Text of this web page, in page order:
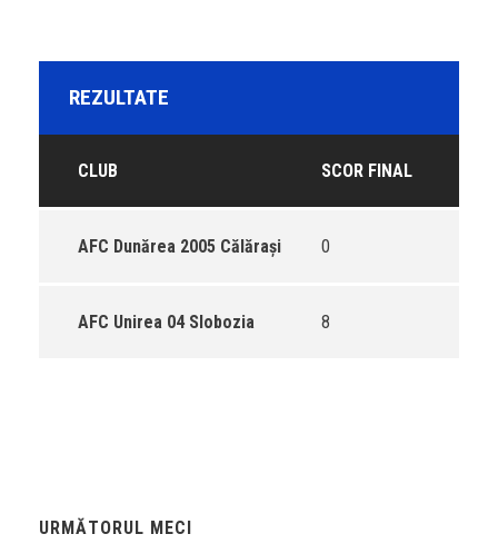
REZULTATE
CLUB SCOR FINAL
AFC Dunărea 2005 Călărași 0
AFC Unirea 04 Slobozia 8
URMĂTORUL MECI